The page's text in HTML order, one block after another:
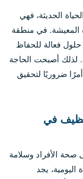
الحديثة، فهي
المعيشة. في منطقة
فعالة للحفاظ
لذلك أصبحت الحاجة
أمرًا ضروريًا لتحقيق
في
صحة الأفراد وسلامة
اليومية، يجد